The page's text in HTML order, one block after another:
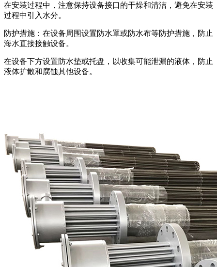
在安装过程中，注意保持设备接口的干燥和清洁，避免在安装
过程中引入水分。
防护措施：在设备周围设置防水罩或防水布等防护措施，防止
海水直接接触设备。
在设备下方设置防水垫或托盘，以收集可能泄漏的液体，防止
液体扩散和腐蚀其他设备。